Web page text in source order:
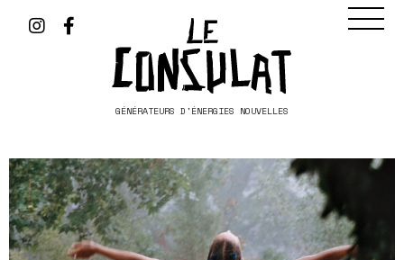
GÉNÉRATEURS D'ÉNERGIES NOUVELLES